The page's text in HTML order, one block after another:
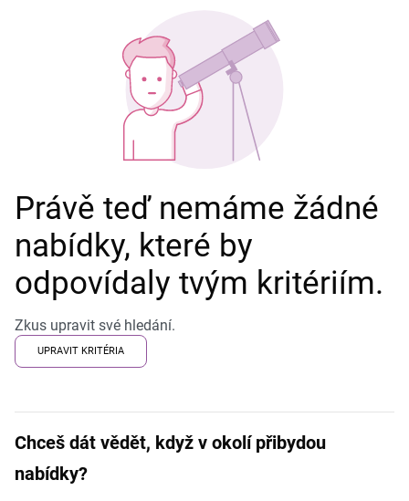
Právě teď nemáme žádné
nabídky, které by
odpovídaly tvým kritériím.
Zkus upravit své hledání.
UPRAVIT KRITÉRIA
Chceš dát vědět, když v okolí přibydou
nabídky?